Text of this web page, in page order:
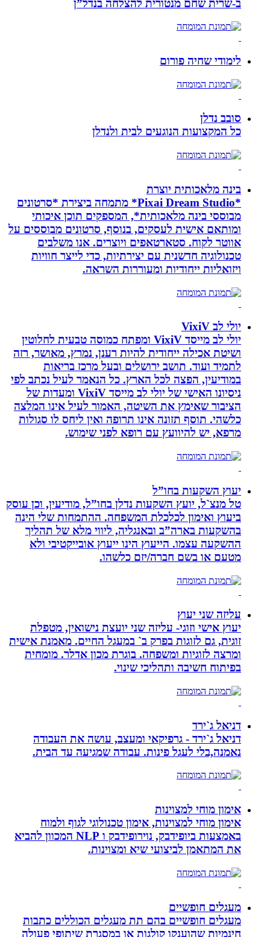
ב-‏שרית שחם מנטורית להצלחה בנדל”ן‏
לימודי שחיה פורום
סובב נדלן
כל המקצועות הנוגעים לבית ולנדלן
בינה מלאכותית יוצרת
*Pixai Dream Studio* מתמחה ביצירת *סרטונים
מבוססי בינה מלאכותית*, המספקים תוכן איכותי
ומותאם אישית לעסקים, בנוסף, סרטונים מבוססים על
אווטר לקוח. סטארטאפים ויוצרים. אנו משלבים
טכנולוגיה חדשנית עם יצירתיות, כדי לייצר חוויות
ויזואליות ייחודיות ומעוררות השראה.
יולי לב VixiV
יולי לב מייסד VixiV ומפתח כמוסה טבעית לחלוטין
ושיטת אכילה ייחודית להיות רענן, נמרץ, מאושר, רזה
לתמיד ועוד. תושב ירושלים ובעל מרכז בריאות
במודיעין, הפצה לכל הארץ. כל הנאמר לעיל נכתב לפי
ניסיונו האישי של יולי לב מייסד VixiV ומעדות של
הציבור שאימץ את השיטה, האמור לעיל אינו המלצה
כלשהי. תוסף תזונה אינו תרופה ואין ליחס לו סגולות
מרפא, יש להיוועץ עם רופא לפני שימוש.
יעוץ השקעות בחו”ל
טל מנצ`ל, יועץ השקעות נדלן בחו”ל, מודיעין, וכן עוסק
ביעוץ ואימון לכלכלת המשפחה. ההתמחות שלי הינה
בהשקעות בארה”ב ובאנגליה, ליווי מלא של תהליך
ההשקעה עצמו. הייעוץ הינו ייעוץ אובייקטיבי ולא
מטעם או בשם חברה/יזם כלשהו.
עליזה שני יעוץ
יעוץ אישי וזוגי- עליזה שני יועצת נישואין, מטפלת
זוגית, גם לזוגות בפרק ב` במעגל החיים. מאמנת אישית
ומרצה לזוגיות ומשפחה. בוגרת מכון אדלר. מומחית
בפיתוח חשיבה ותהליכי שינוי.
דניאל ג`ירד
דניאל ג`ירד - גרפיקאי ומעצב, עושה את העבודה
נאמנה,בלי לעגל פינות. עבודה שמגיעה עד הבית.
אימון מוחי למצוינות
אימון מוחי למצוינות, אימון טכנולוגי לגוף ולמוח
באמצעות ביופידבק, נוירופידבק ו NLP המכוון להביא
את המתאמן לביצועי שיא ומצוינות.
מעגלים חופשיים
מעגלים חופשיים בהם תת מעגלים הכוללים כתבות
חינמיות שהוענקו קולגות או במסגרת שיתופי פעולה